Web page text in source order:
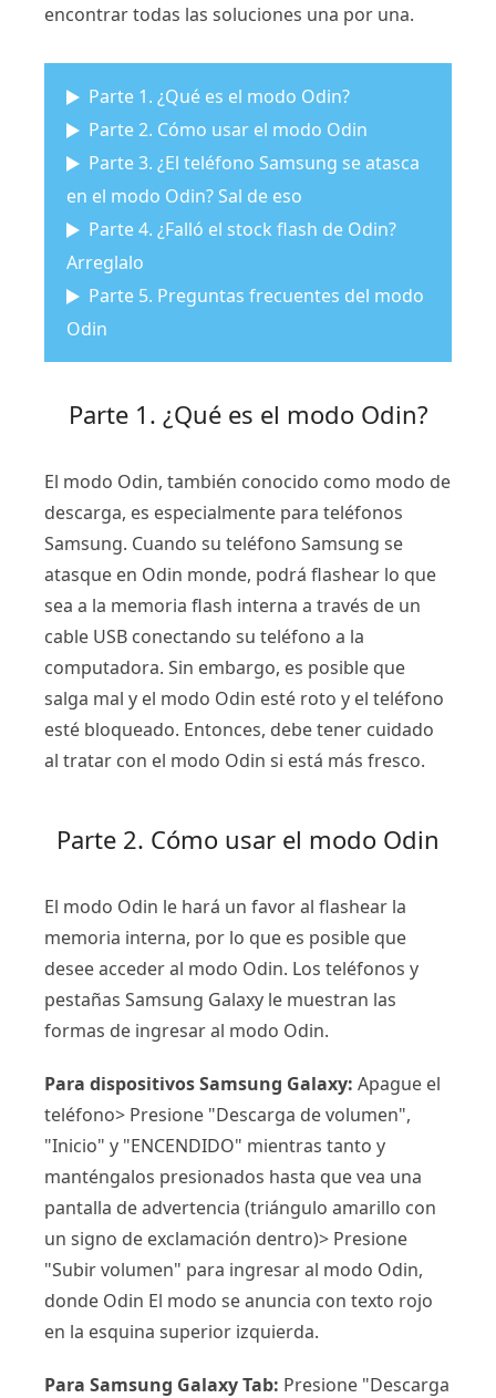
encontrar todas las soluciones una por una.
Parte 1. ¿Qué es el modo Odin?
Parte 2. Cómo usar el modo Odin
Parte 3. ¿El teléfono Samsung se atasca
en el modo Odin? Sal de eso
Parte 4. ¿Falló el stock flash de Odin?
Arreglalo
Parte 5. Preguntas frecuentes del modo
Odin
Parte 1. ¿Qué es el modo Odin?
El modo Odin, también conocido como modo de
descarga, es especialmente para teléfonos
Samsung. Cuando su teléfono Samsung se
atasque en Odin monde, podrá flashear lo que
sea a la memoria flash interna a través de un
cable USB conectando su teléfono a la
computadora. Sin embargo, es posible que
salga mal y el modo Odin esté roto y el teléfono
esté bloqueado. Entonces, debe tener cuidado
al tratar con el modo Odin si está más fresco.
Parte 2. Cómo usar el modo Odin
El modo Odin le hará un favor al flashear la
memoria interna, por lo que es posible que
desee acceder al modo Odin. Los teléfonos y
pestañas Samsung Galaxy le muestran las
formas de ingresar al modo Odin.
Para dispositivos Samsung Galaxy: Apague el
teléfono> Presione "Descarga de volumen",
"Inicio" y "ENCENDIDO" mientras tanto y
manténgalos presionados hasta que vea una
pantalla de advertencia (triángulo amarillo con
un signo de exclamación dentro)> Presione
"Subir volumen" para ingresar al modo Odin,
donde Odin El modo se anuncia con texto rojo
en la esquina superior izquierda.
Para Samsung Galaxy Tab: Presione "Descarga